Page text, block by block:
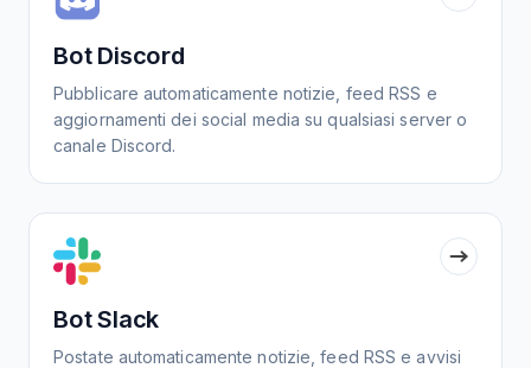
Bot Discord
Pubblicare automaticamente notizie, feed RSS e
aggiornamenti dei social media su qualsiasi server o
canale Discord.
Bot Slack
Postate automaticamente notizie, feed RSS e avvisi